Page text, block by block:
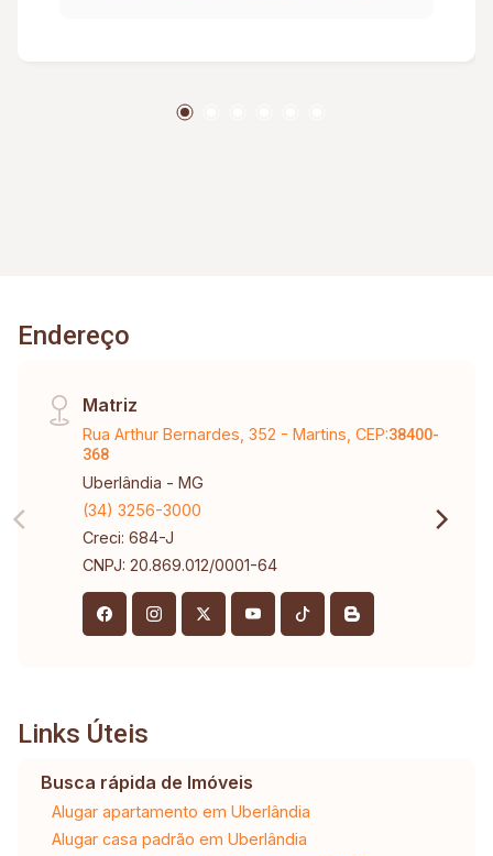
Endereço
Matriz
Rua Arthur Bernardes, 352 - Martins, CEP:38400-
368
Uberlândia - MG
(34) 3256-3000
Creci: 684-J
CNPJ: 20.869.012/0001-64
Links Úteis
Busca rápida de Imóveis
Alugar apartamento em Uberlândia
Alugar casa padrão em Uberlândia